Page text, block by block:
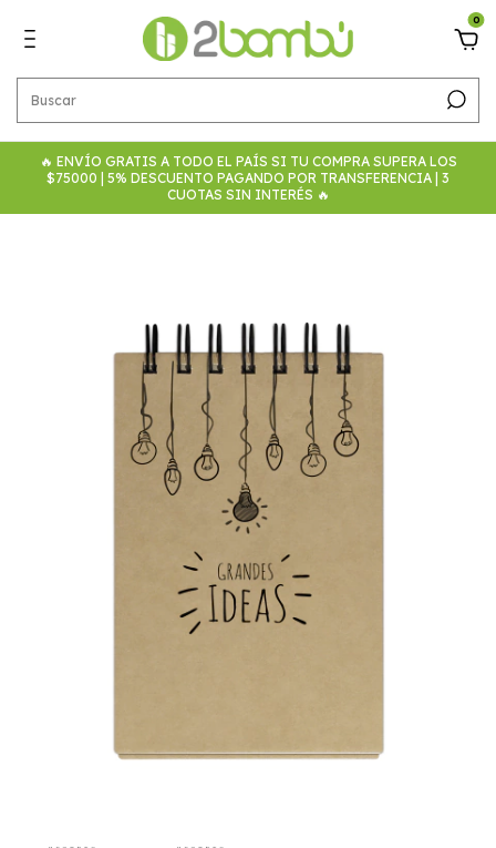
0
🔥 ENVÍO GRATIS A TODO EL PAÍS SI TU COMPRA SUPERA LOS
$75000 | 5% DESCUENTO PAGANDO POR TRANSFERENCIA | 3
CUOTAS SIN INTERÉS 🔥